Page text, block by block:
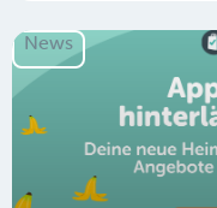
News